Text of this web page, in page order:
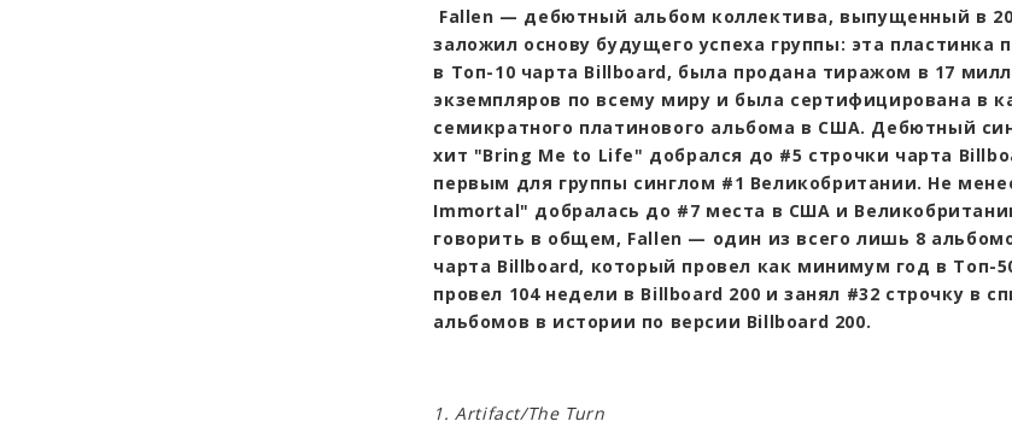
Fallen — дебютный альбом коллектива, выпущенный в
заложил основу будущего успеха группы: эта пластинка
в Топ-10 чарта Billboard, была продана тиражом в 17
экземпляров по всему миру и была сертифицирована в
семикратного платинового альбома в США. Дебютный
хит "Bring Me to Life" добрался до #5 строчки чарта
первым для группы синглом #1 Великобритании. Не
Immortal" добралась до #7 места в США и
говорить в общем, Fallen — один из всего лишь 8
чарта Billboard, который провел как минимум год в Топ-
провел 104 недели в Billboard 200 и занял #32 строчку в
альбомов в истории по версии Billboard 200.
1. Artifact/The Turn